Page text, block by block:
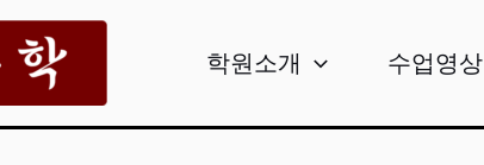
학원소개 수업영상